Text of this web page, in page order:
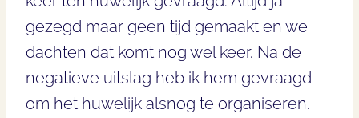
gezegd maar geen tijd gemaakt en we
dachten dat komt nog wel keer. Na de
negatieve uitslag heb ik hem gevraagd
om het huwelijk alsnog te organiseren.